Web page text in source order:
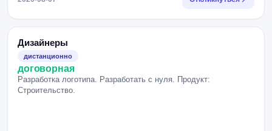
Дизайнеры
дистанционно
договорная
Разработка логотипа. Разработать с нуля. Продукт:
Строительство.